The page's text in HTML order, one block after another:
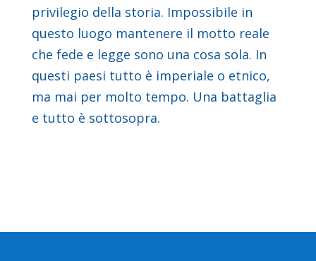
privilegio della storia. Impossibile in
questo luogo mantenere il motto reale
che fede e legge sono una cosa sola. In
questi paesi tutto è imperiale o etnico,
ma mai per molto tempo. Una battaglia
e tutto è sottosopra.